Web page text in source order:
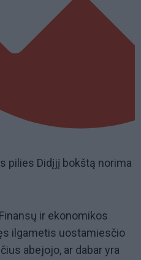
pilies Didįjį bokštą norima
ir ekonomikos
ilgametis uostamiesčio
abejojo, ar dabar yra